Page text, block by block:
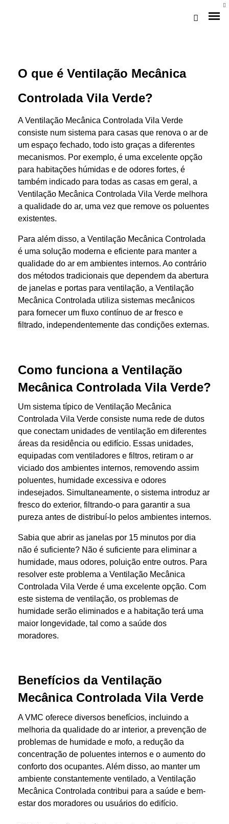
Loja Braga (Sede)
Loja Gaia
Assistência
Pós-venda
O que é Ventilação Mecânica
Controlada Vila Verde?
A Ventilação Mecânica Controlada Vila Verde
consiste num sistema para casas que renova o ar de
um espaço fechado, todo isto graças a diferentes
mecanismos. Por exemplo, é uma excelente opção
para habitações húmidas e de odores fortes, é
também indicado para todas as casas em geral, a
Ventilação Mecânica Controlada Vila Verde melhora
a qualidade do ar, uma vez que remove os poluentes
existentes.
Para além disso, a Ventilação Mecânica Controlada
é uma solução moderna e eficiente para manter a
qualidade do ar em ambientes internos. Ao contrário
dos métodos tradicionais que dependem da abertura
de janelas e portas para ventilação, a Ventilação
Mecânica Controlada utiliza sistemas mecânicos
para fornecer um fluxo contínuo de ar fresco e
filtrado, independentemente das condições externas.
Como funciona a Ventilação
Mecânica Controlada Vila Verde?
Um sistema típico de Ventilação Mecânica
Controlada Vila Verde consiste numa rede de dutos
que conectam unidades de ventilação em diferentes
áreas da residência ou edifício. Essas unidades,
equipadas com ventiladores e filtros, retiram o ar
viciado dos ambientes internos, removendo assim
poluentes, humidade excessiva e odores
indesejados. Simultaneamente, o sistema introduz ar
fresco do exterior, filtrando-o para garantir a sua
pureza antes de distribuí-lo pelos ambientes internos.
Sabia que abrir as janelas por 15 minutos por dia
não é suficiente? Não é suficiente para eliminar a
humidade, maus odores, poluição entre outros. Para
resolver este problema a Ventilação Mecânica
Controlada Vila Verde é uma excelente opção. Com
este sistema de ventilação, os problemas de
humidade serão eliminados e a habitação terá uma
maior longevidade, tal como a saúde dos
moradores.
Benefícios da Ventilação
Mecânica Controlada Vila Verde
A VMC oferece diversos benefícios, incluindo a
melhoria da qualidade do ar interior, a prevenção de
problemas de humidade e mofo, a redução da
concentração de poluentes internos e o aumento do
conforto dos ocupantes. Além disso, ao manter um
ambiente constantemente ventilado, a Ventilação
Mecânica Controlada contribui para a saúde e bem-
estar dos moradores ou usuários do edifício.